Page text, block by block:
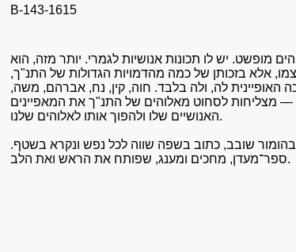
B-143-1615
מופשט. יש לו תכונות אנושיות לגמרי. יותר מזה, הוא
אלא בזכותן של כמה מהדמויות הגדולות של התנ"ך,
האופיינית לה, ולה בלבד. חוה, קין, נח, אברהם, משה,
— מצליחות לסחוט מאלוהים של התנ"ך את המאפיינים
האנושיים שלו ולהפוך אותו לאלוהים שלנו.
בהומור שובב, כתוב בשפה שווה לכל נפש ונקרא בשטף.
ספר־מעדן, מחכים ומענג, שפותח את הראש ואת הלב.